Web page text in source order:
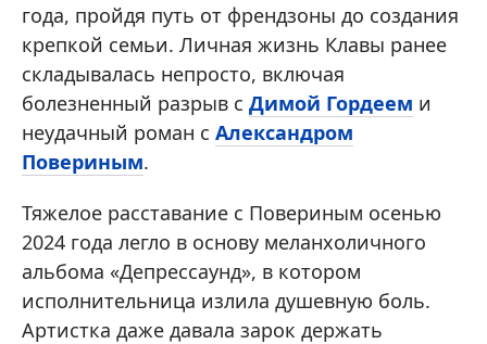
года, пройдя путь от френдзоны до создания
крепкой семьи. Личная жизнь Клавы ранее
складывалась непросто, включая
болезненный разрыв с Димой Гордеем и
неудачный роман с Александром
Повериным.
Тяжелое расставание с Повериным осенью
2024 года легло в основу меланхоличного
альбома «Депрессаунд», в котором
исполнительница излила душевную боль.
Артистка даже давала зарок держать